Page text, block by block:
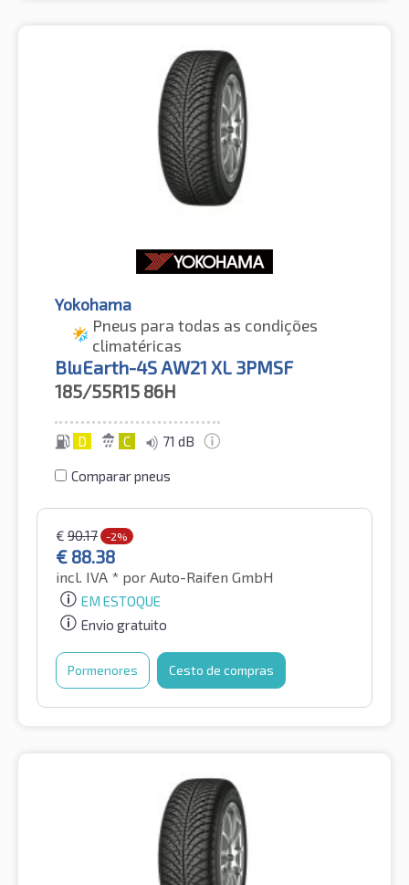
Yokohama
Pneus para todas as condições
climatéricas
BluEarth-4S AW21 XL 3PMSF
185/55R15 86H
D C 71 dB
Comparar pneus
€ 90.17 -2%
€ 88.38
incl. IVA * por Auto-Raifen GmbH
EM ESTOQUE
Envio gratuito
Pormenores Cesto de compras